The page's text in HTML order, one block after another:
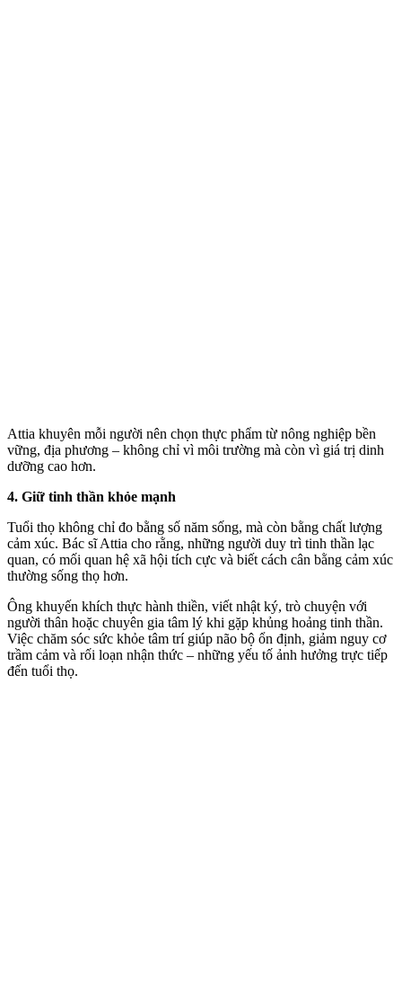
Attia khuyên mỗi người nên chọn thực phẩm từ nông nghiệp bền
vững, địa phương – không chỉ vì môi trường mà còn vì giá trị dinh
dưỡng cao hơn.
4. Giữ tinh thần khỏe mạnh
Tuổi thọ không chỉ đo bằng số năm sống, mà còn bằng chất lượng
cảm xúc. Bác sĩ Attia cho rằng, những người duy trì tinh thần lạc
quan, có mối quan hệ xã hội tích cực và biết cách cân bằng cảm xúc
thường sống thọ hơn.
Ông khuyến khích thực hành thiền, viết nhật ký, trò chuyện với
người thân hoặc chuyên gia tâm lý khi gặp khủng hoảng tinh thần.
Việc chăm sóc sức khỏe tâm trí giúp não bộ ổn định, giảm nguy cơ
trầm cảm và rối loạn nhận thức – những yếu tố ảnh hưởng trực tiếp
đến tuổi thọ.